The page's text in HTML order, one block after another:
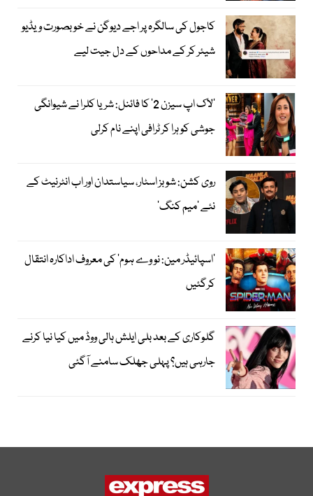
کاجول کی سالگرہ پر اجے دیوگن نے خوبصورت ویڈیو
شیئر کر کے مداحوں کے دل جیت لیے
’لاک اپ سیزن 2‘ کا فائنل: شریا کلرا نے شیوانگی
جوشی کو ہرا کر ٹرافی اپنے نام کرلی
روی کشن: شوبز اسٹار، سیاستدان اور اب انٹرنیٹ کے
نئے ’میم کنگ‘
’اسپائیڈر مین: نو وے ہوم‘ کی معروف اداکارہ انتقال
کرگئیں
گلوکاری کے بعد بلی ایلش ہالی ووڈ میں کیا نیا کرنے
جارہی ہیں؟ پہلی جھلک سامنے آگئی